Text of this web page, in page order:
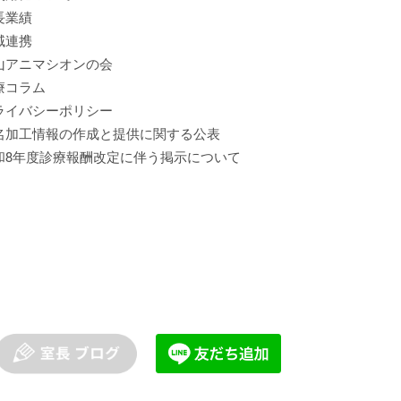
業績
連携
アニマシオンの会
コラム
イバシーポリシー
加工情報の作成と提供に関する公表
8年度診療報酬改定に伴う掲示について